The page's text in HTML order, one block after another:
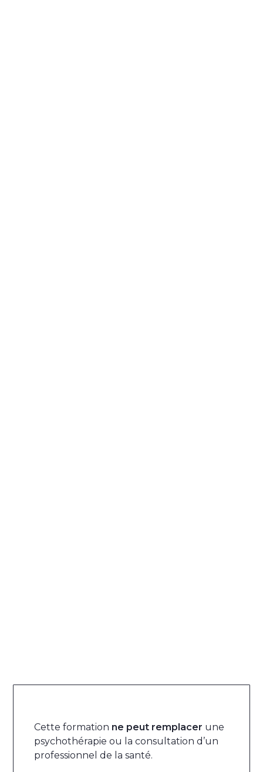
Cette formation ne peut remplacer une
psychothérapie ou la consultation d’un
professionnel de la santé.